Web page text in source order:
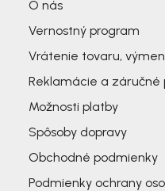
O nás
Vernostný program
Vrátenie tovaru,
Reklamácie a záručné
Možnosti platby
Spôsoby dopravy
Obchodné podmienky
Podmienky ochrany